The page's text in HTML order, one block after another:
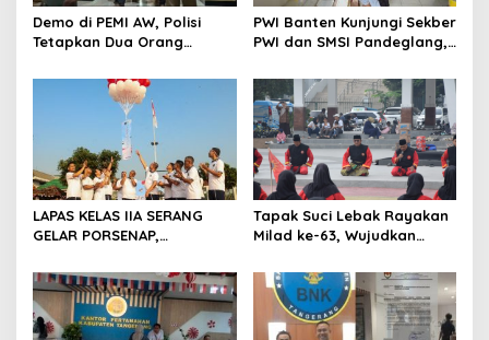
Demo di PEMI AW, Polisi
Tetapkan Dua Orang
PWI Banten Kunjungi Sekber
PWI dan SMSI Pandeglang,
Konferensi Organisasi
LAPAS KELAS IIA SERANG
GELAR PORSENAP,
DAN KEBERSAMAAN
Tapak Suci Lebak Rayakan
Milad ke-63, Wujudkan
Menuju Kancah Dunia